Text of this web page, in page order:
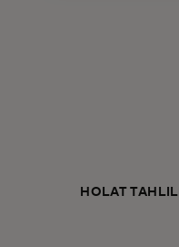
HOLAT TAHLILI